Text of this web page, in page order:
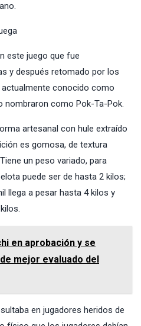
este juego que fue
y después retomado por los
actualmente conocido como
nombraron como Pok-Ta-Pok.
artesanal con hule extraído
es gomosa, de textura
un peso variado, para
puede ser de hasta 2 kilos;
llega a pesar hasta 4 kilos y
en aprobación y se
mejor evaluado del
en jugadores heridos de